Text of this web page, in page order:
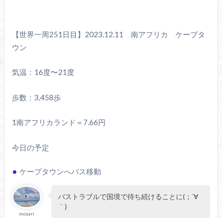
【世界一周251日目】2023.12.11 南アフリカ ケープタ
ウン
気温：16度〜21度
歩数：3,458歩
1南アフリカランド＝7.66円
今日の予定
ケープタウンへバス移動
mosari
バストラブルで国境で待ち続けることに(；´∀
｀)